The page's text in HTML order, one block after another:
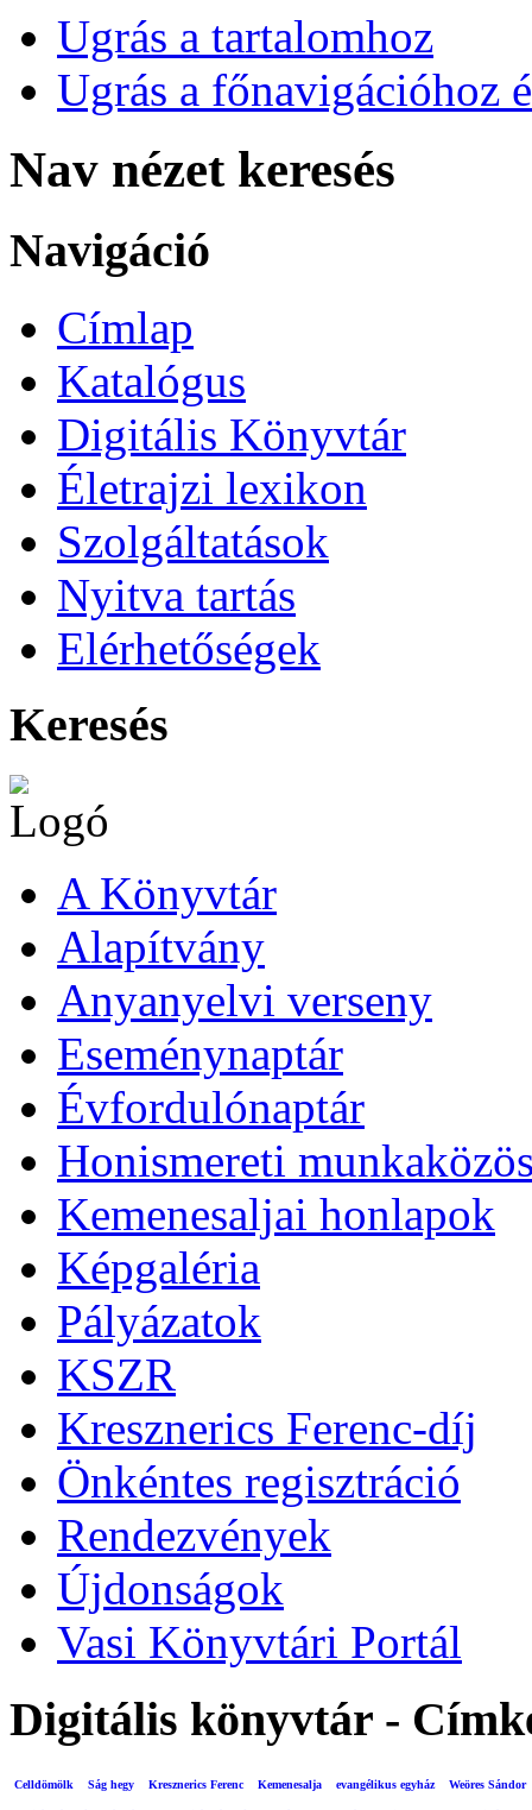
Ugrás a tartalomhoz
Ugrás a főnavigációhoz
Nav nézet keresés
Navigáció
Címlap
Katalógus
Digitális Könyvtár
Életrajzi lexikon
Szolgáltatások
Nyitva tartás
Elérhetőségek
Keresés
A Könyvtár
Alapítvány
Anyanyelvi verseny
Eseménynaptár
Évfordulónaptár
Honismereti
Kemenesaljai honlapok
Képgaléria
Pályázatok
KSZR
Kresznerics Ferenc-díj
Önkéntes regisztráció
Rendezvények
Újdonságok
Vasi Könyvtári Portál
Digitális könyvtár -
Celldömölk Ság hegy Kresznerics Ferenc Kemenesalja evangélikus egyház Weöres Sándor